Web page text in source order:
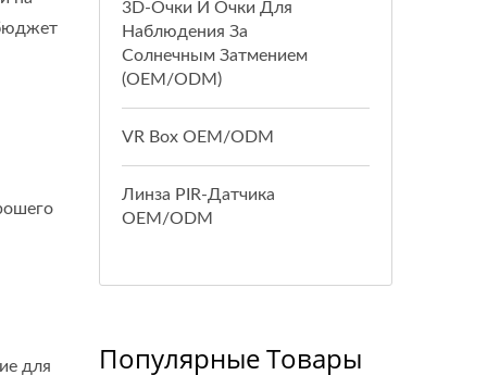
для
3D-Очки И Очки Для
Наблюдения За
Солнечным Затмением
(OEM/ODM)
VR Box OEM/ODM
Линза PIR-Датчика
OEM/ODM
Популярные Товары